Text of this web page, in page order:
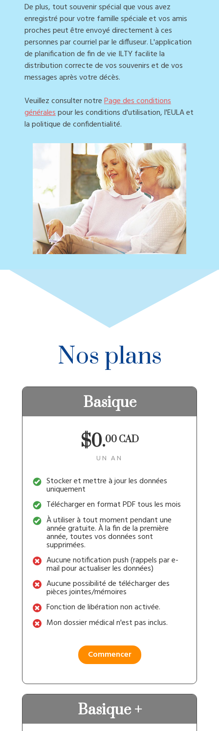
De plus, tout souvenir spécial que vous avez
enregistré pour votre famille spéciale et vos amis
proches peut être envoyé directement à ces
personnes par courriel par le diffuseur. L'application
de planification de fin de vie ILTY facilite la
distribution correcte de vos souvenirs et de vos
messages après votre décès.
Veuillez consulter notrePage des conditions
généralespour les conditions d'utilisation, l'EULA et
la politique de confidentialité.
Nos plans
Basique
$0.00 CAD
UN AN
Stocker et mettre à jour les données
uniquement
Télécharger en format PDF tous les mois
À utiliser à tout moment pendant une
année gratuite. À la fin de la première
année, toutes vos données sont
supprimées.
Aucune notification push (rappels par e-
mail pour actualiser les données)
Aucune possibilité de télécharger des
pièces jointes/mémoires
Fonction de libération non activée.
Mon dossier médical n'est pas inclus.
Commencer
Basique +